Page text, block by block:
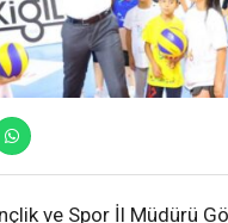
ve Spor İl Müdürü